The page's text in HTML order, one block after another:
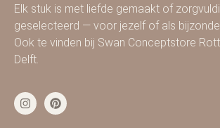
Elk stuk is met liefde gemaakt of
geselecteerd — voor jezelf of als
Ook te vinden bij Swan Conceptstore
Delft.